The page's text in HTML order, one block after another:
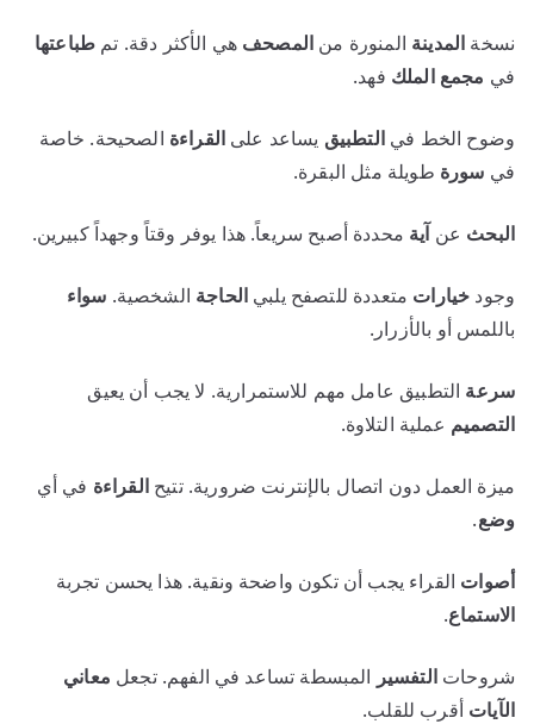
نسخة المدينة المنورة من المصحف هي الأكثر دقة. تم طباعتها
في مجمع الملك فهد.
وضوح الخط فيالتطبيق يساعد على القراءة الصحيحة. خاصة
في سورة طويلة مثل البقرة.
البحث عن آية محددة أصبح سريعاً. هذا يوفر وقتاً وجهداً كبيرين.
وجود خيارات متعددة للتصفح يلبي الحاجة الشخصية. سواء
باللمس أو بالأزرار.
سرعة التطبيق عامل مهم للاستمرارية. لا يجب أن يعيق
التصميم عملية التلاوة.
ميزة العمل دون اتصال بالإنترنت ضرورية. تتيحالقراءة في أي
وضع.
أصوات القراء يجب أن تكون واضحة ونقية. هذا يحسن تجربة
الاستماع.
شروحاتالتفسير المبسطة تساعد في الفهم. تجعل معاني
الآيات أقرب للقلب.